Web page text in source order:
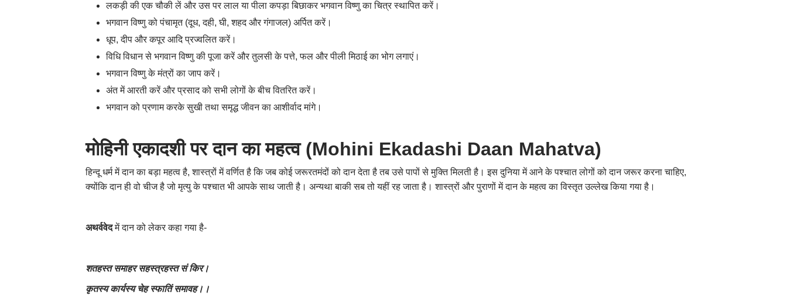
लकड़ी की एक चौकी लें और उस पर लाल या पीला कपड़ा बिछाकर भगवान विष्णु का चित्र स्थापित करें।
भगवान विष्णु को पंचामृत (दूध,दही,घी,शहद और गंगाजल) अर्पित करें।
धूप,दीप और कपूर आदि प्रज्वलित करें।
विधि विधान से भगवान विष्णु की पूजा करें और तुलसी के पत्ते,फल और पीली मिठाई का भोग लगाएं।
भगवान विष्णु के मंत्रों का जाप करें।
अंत में आरती करें और प्रसाद को सभी लोगों के बीच वितरित करें।
भगवान को प्रणाम करके सुखी तथा समृद्ध जीवन का आशीर्वाद मांगे।
मोहिनी एकादशी पर दान का महत्व (Mohini Ekadashi Daan Mahatva)
हिन्दू धर्म में दान का बड़ा महत्व है,शास्त्रों में वर्णित है कि जब कोई जरूरतमंदों को दान देता है तब उसे पापों से मुक्ति मिलती है। इस दुनिया में आने के पश्चात लोगों को दान जरूर करना चाहिए,
क्योंकि दान ही वो चीज है जो मृत्यु के पश्चात भी आपके साथ जाती है। अन्यथा बाकी सब तो यहीं रह जाता है। शास्त्रों और पुराणों में दान के महत्व का विस्तृत उल्लेख किया गया है।
अथर्ववेदमें दान को लेकर कहा गया है-
शतहस्त समाहर सहस्त्रहस्त सं किर।
कृतस्य कार्यस्य चेह स्फातिं समावह।।